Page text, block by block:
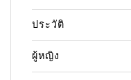
ประวัติ
ผู้หญิง